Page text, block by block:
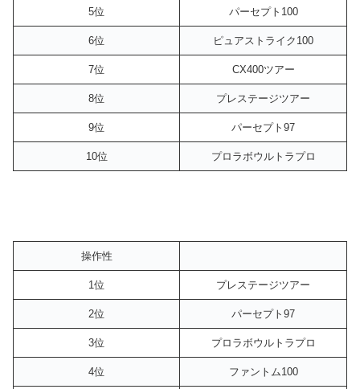
5位 パーセプト100
6位 ピュアストライク100
7位 CX400ツアー
8位 プレステージツアー
9位 パーセプト97
10位 プロラボウルトラプロ
操作性
1位 プレステージツアー
2位 パーセプト97
3位 プロラボウルトラプロ
4位 ファントム100